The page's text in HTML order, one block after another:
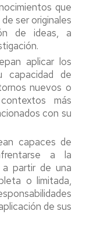
que
ser originales
de ideas, a
aplicar los
capacidad de
nuevos o
más
con su
capaces de
a la
a partir de una
o limitada,
de sus